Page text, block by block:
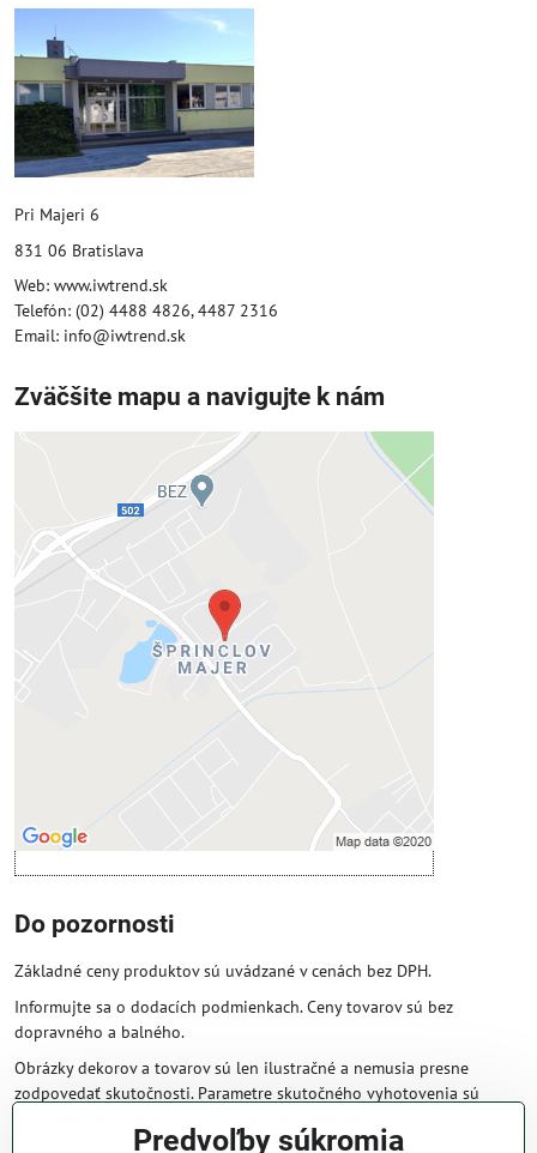
Pri Majeri 6
831 06 Bratislava
Web: www.iwtrend.sk
Telefón: (02) 4488 4826, 4487 2316
Email: info@iwtrend.sk
Zväčšite mapu a navigujte k nám
Externý obsah je blokovaný
Prajete si načítať externý obsah?
Povoliť tentokrát
Povoliť a zapamätať - súhlas s druhom
cookie: Funkčné
Otvoriť obsah v novom okne
Do pozornosti
Základné ceny produktov sú uvádzané v cenách bez DPH.
Informujte sa o dodacích podmienkach. Ceny tovarov sú bez
dopravného a balného.
Obrázky dekorov a tovarov sú len ilustračné a nemusia presne
zodpovedať skutočnosti. Parametre skutočného vyhotovenia sú
Predvoľby súkromia